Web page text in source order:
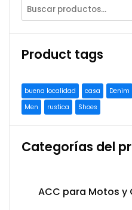
Product tags
buena localidad casa Denim
Men
rustica Shoes
Categorías del
ACC para Motos